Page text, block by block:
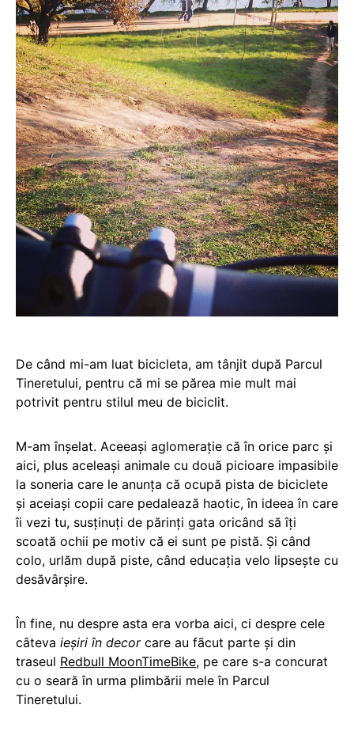
De când mi-am luat bicicleta, am tânjit după Parcul
Tineretului, pentru că mi se părea mie mult mai
potrivit pentru stilul meu de biciclit.
M-am înşelat. Aceeaşi aglomeraţie că în orice parc şi
aici, plus aceleaşi animale cu două picioare impasibile
la soneria care le anunţa că ocupă pista de biciclete
şi aceiaşi copii care pedalează haotic, în ideea în care
îi vezi tu, susţinuţi de părinţi gata oricând să îţi
scoată ochii pe motiv că ei sunt pe pistă. Şi când
colo, urlăm după piste, când educaţia velo lipseşte cu
desăvârşire.
În fine, nu despre asta era vorba aici, ci despre cele
câteva ieşiri în decorcare au fãcut parte şi din
traseul Redbull MoonTimeBike, pe care s-a concurat
cu o seară în urma plimbării mele în Parcul
Tineretului.